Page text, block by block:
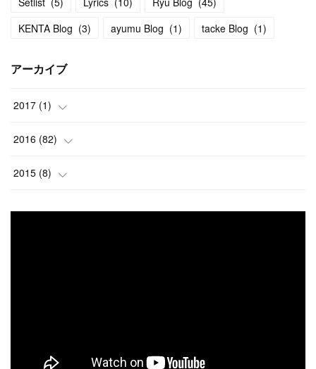
KENTA Blog (3) ayumu Blog (1) tacke Blog (1)
アーカイブ
2017 (1)
(1)
2016 (82)
(2
(9)
2015 (8)